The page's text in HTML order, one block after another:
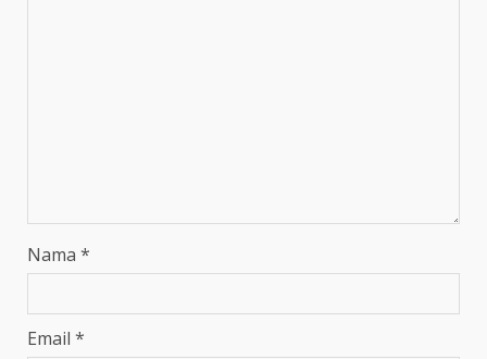
Nama *
Email *